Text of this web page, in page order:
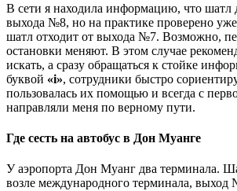
В сети я находила информацию, что шатл
выхода №8, но на практике проверено
шатл отходит от выхода №7. Возможно,
остановки меняют. В этом случае
искать, а сразу обращаться к стойке
буквой «i», сотрудники быстро
пользовалась их помощью и всегда с
направляли меня по верному пути.
Где сесть на автобус в Дон Муанге
У аэропорта Дон Муанг два терминала.
возле международного терминала, выход